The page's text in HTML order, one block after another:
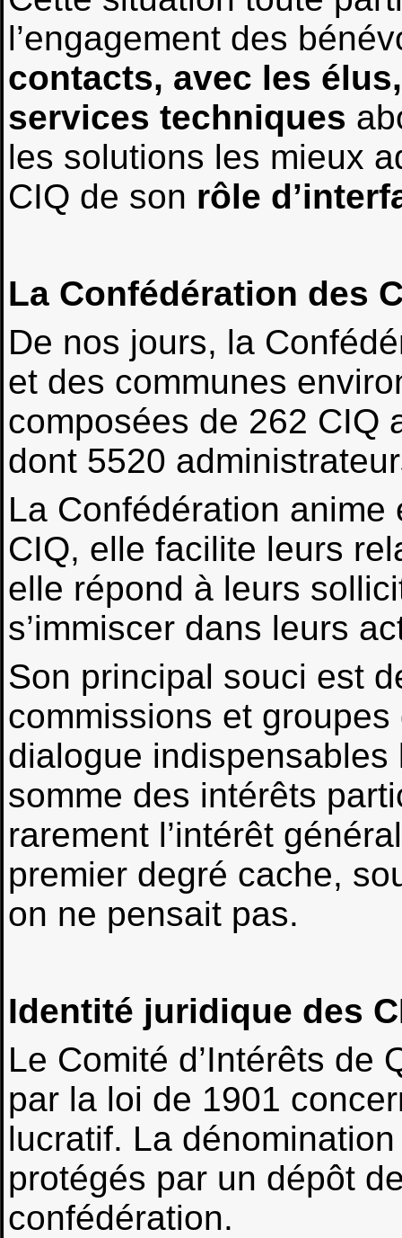
l’engagement des
contacts, avec les
services techniques
les solutions les mieux
CIQ de son rôle
La Confédération des
De nos jours, la
et des communes
composées de 262 CIQ
dont 5520
La Confédération
CIQ, elle facilite leurs
elle répond à leurs
s’immiscer dans leurs
Son principal souci est
commissions et
dialogue indispensables
somme des intérêts
rarement l’intérêt
premier degré cache,
on ne pensait pas.
Identité juridique des
Le Comité d’Intérêts de
par la loi de 1901
lucratif. La
protégés par un dépôt
confédération.